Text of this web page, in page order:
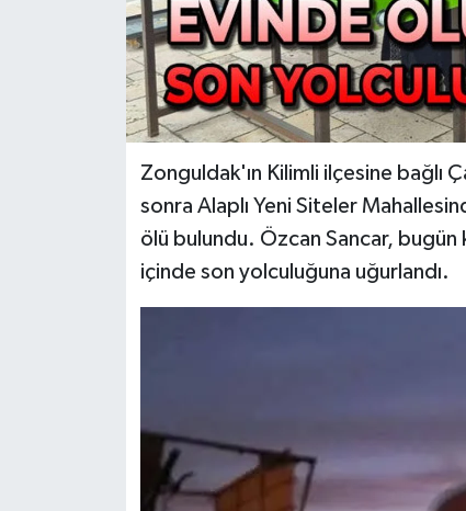
Zonguldak'ın Kilimli ilçesine bağlı
sonra Alaplı Yeni Siteler
ölü bulundu. Özcan Sancar, bugün
içinde son yolculuğuna uğurlandı.